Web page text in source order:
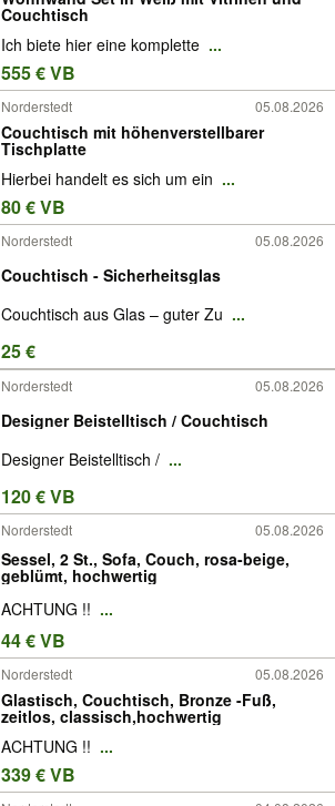
Couchtisch
Ich biete hier eine komplette ...
555 € VB
Norderstedt 05.08.2026
Couchtisch mit höhenverstellbarer
Tischplatte
Hierbei handelt es sich um ein ...
80 € VB
Norderstedt 05.08.2026
Couchtisch - Sicherheitsglas
Couchtisch aus Glas – guter Zu ...
25 €
Norderstedt 05.08.2026
Designer Beistelltisch / Couchtisch
Designer Beistelltisch / ...
120 € VB
Norderstedt 05.08.2026
Sessel, 2 St., Sofa, Couch, rosa-beige,
geblümt, hochwertig
ACHTUNG !! ...
44 € VB
Norderstedt 05.08.2026
Glastisch, Couchtisch, Bronze -Fuß,
zeitlos, classisch,hochwertig
ACHTUNG !! ...
339 € VB